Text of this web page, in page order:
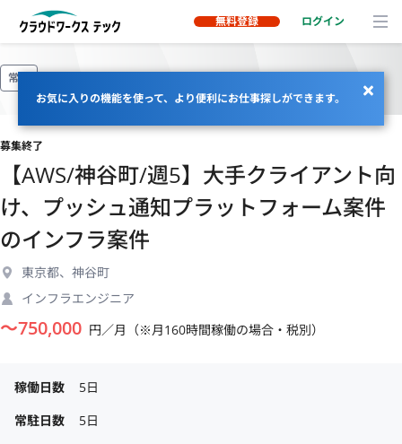
無料登録 ログイン
お気に入りの機能を使って、より便利にお仕事探しができます。
常駐
募集終了
【AWS/神谷町/週5】大手クライアント向
け、プッシュ通知プラットフォーム案件
のインフラ案件
東京都、神谷町
インフラエンジニア
〜750,000 円／月（※月160時間稼働の場合・税別）
稼働日数
5日
常駐日数
5日